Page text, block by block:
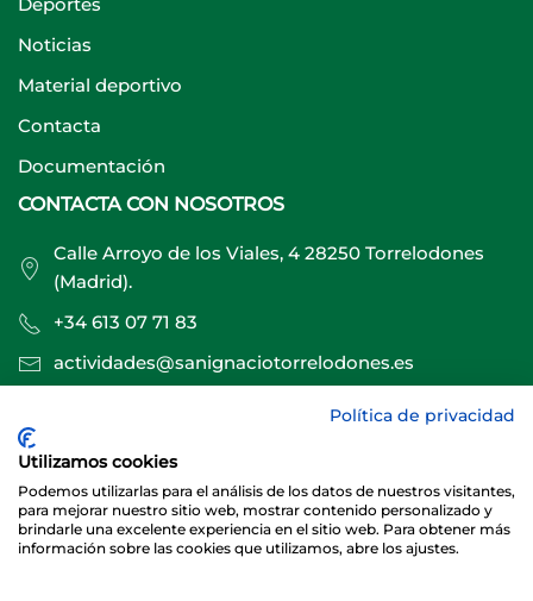
Noticias
Material deportivo
Contacta
Documentación
CONTACTA CON NOSOTROS
Calle Arroyo de los Viales, 4 28250 Torrelodones
(Madrid).
+34 613 07 71 83
actividades@sanignaciotorrelodones.es
Sitio web creado por
Política de privacidad
Utilizamos cookies
Podemos utilizarlas para el análisis de los datos de nuestros visitantes,
para mejorar nuestro sitio web, mostrar contenido personalizado y
brindarle una excelente experiencia en el sitio web. Para obtener más
información sobre las cookies que utilizamos, abre los ajustes.